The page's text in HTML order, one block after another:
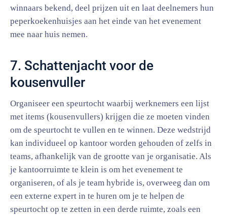
winnaars bekend, deel prijzen uit en laat deelnemers hun
peperkoekenhuisjes aan het einde van het evenement
mee naar huis nemen.
7. Schattenjacht voor de
kousenvuller
Organiseer een speurtocht waarbij werknemers een lijst
met items (kousenvullers) krijgen die ze moeten vinden
om de speurtocht te vullen en te winnen. Deze wedstrijd
kan individueel op kantoor worden gehouden of zelfs in
teams, afhankelijk van de grootte van je organisatie. Als
je kantoorruimte te klein is om het evenement te
organiseren, of als je team hybride is, overweeg dan om
een externe expert in te huren om je te helpen de
speurtocht op te zetten in een derde ruimte, zoals een